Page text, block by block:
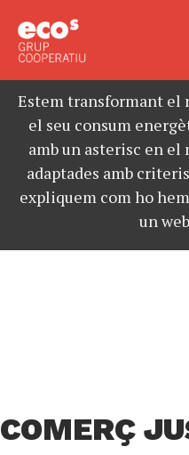
Estem transformant el
el seu consum
amb un asterisc en el
adaptades amb
expliquem com ho
un
COMERÇ